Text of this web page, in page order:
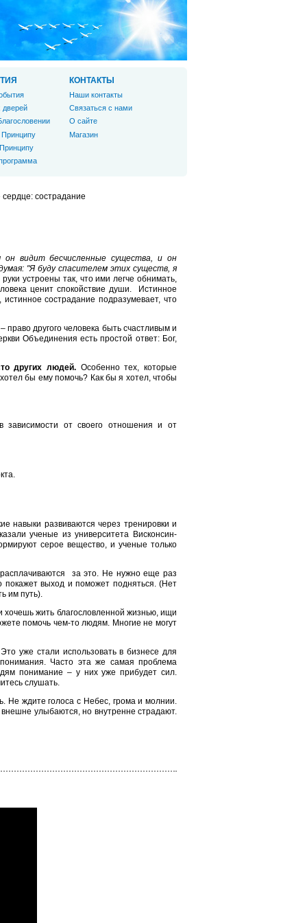
сострадание
видит бесчисленные существа, и он
"Я буду спасителем этих существ, я
устроены так, что ими легче обнимать,
ценит спокойствие души. Истинное
сострадание подразумевает, что
право другого человека быть счастливым и
Объединения есть простой ответ: Бог,
других людей. Особенно тех, которые
бы ему помочь? Как бы я хотел, чтобы
зависимости от своего отношения и от
навыки развиваются через тренировки и
ученые из университета Висконсин-
серое вещество, и ученые только
за это. Не нужно еще раз
покажет выход и поможет подняться. (Нет
им путь).
хочешь жить благословленной жизнью, ищи
помочь чем-то людям. Многие не могут
уже стали использовать в бизнесе для
Часто эта же самая проблема
понимание – у них уже прибудет сил.
слушать.
Не ждите голоса с Небес, грома и молнии.
внешне улыбаются, но внутренне страдают.
дверей
КОНТАКТЫ
Наши контакты
Связаться с нами
О сайте
Магазин